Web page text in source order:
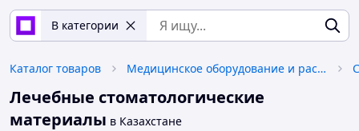
В категории
Каталог товаров Медицинское оборудование и расходные материалы
Лечебные стоматологические
материалы в Казахстане